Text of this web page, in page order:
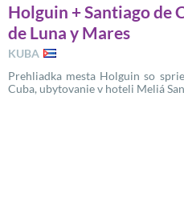
Holguin + Santiago de
de Luna y Mares
KUBA
Prehliadka mesta Holguin so
Cuba, ubytovanie v hoteli Meliá